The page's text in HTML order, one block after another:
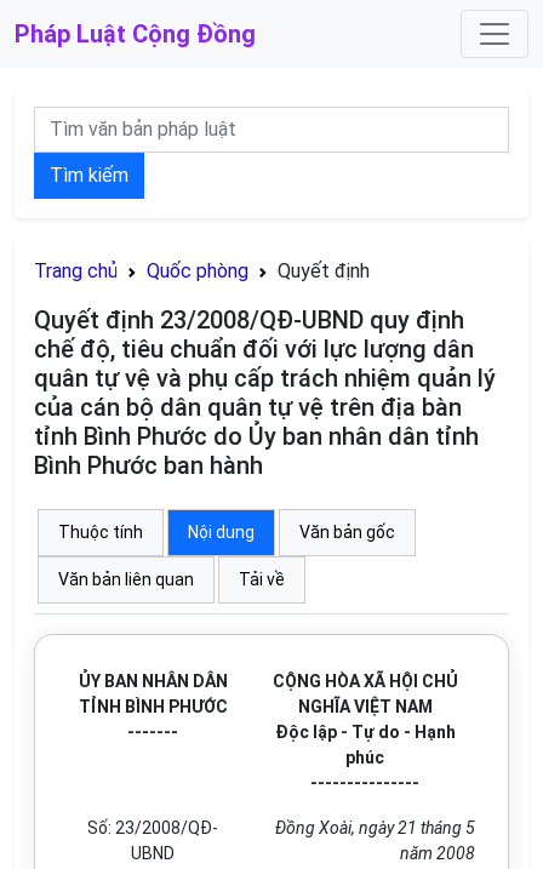
Pháp Luật Cộng Đồng
Tìm kiếm
Trang chủ Quốc phòng Quyết định
Quyết định 23/2008/QĐ-UBND quy định
chế độ, tiêu chuẩn đối với lực lượng dân
quân tự vệ và phụ cấp trách nhiệm quản lý
của cán bộ dân quân tự vệ trên địa bàn
tỉnh Bình Phước do Ủy ban nhân dân tỉnh
Bình Phước ban hành
Thuộc tính Nội dung Văn bản gốc
Văn bản liên quan Tải về
ỦY BAN NHÂN DÂN
TỈNH BÌNH PHƯỚC
-------
CỘNG HÒA XÃ HỘI CHỦ
NGHĨA VIỆT NAM
Độc lập - Tự do - Hạnh
phúc
---------------
Số: 23/2008/QĐ-
UBND
Đồng Xoài, ngày 21 tháng 5
năm 2008